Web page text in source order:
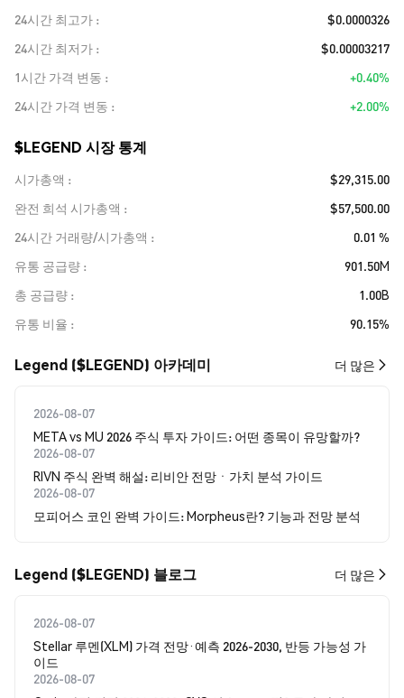
24시간 최고가
$0.0000326
24시간 최저가
$0.00003217
1시간 가격 변동
+0.40%
24시간 가격 변동
+2.00%
$LEGEND 시장 통계
시가총액
$29,315.00
완전 희석 시가총액
$57,500.00
24시간 거래량/시가총액
0.01 %
유통 공급량
901.50M
총 공급량
1.00B
유통 비율
90.15%
Legend ($LEGEND) 아카데미 더 많은
2026-08-07
META vs MU 2026 주식 투자 가이드: 어떤 종목이 유망할까?
2026-08-07
RIVN 주식 완벽 해설: 리비안 전망ㆍ가치 분석 가이드
2026-08-07
모피어스 코인 완벽 가이드: Morpheus란? 기능과 전망 분석
Legend ($LEGEND) 블로그 더 많은
2026-08-07
Stellar 루멘(XLM) 가격 전망·예측 2026-2030, 반등 가능성 가
이드
2026-08-07